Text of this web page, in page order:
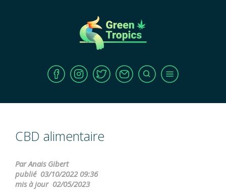
CBD alimentaire
Par Anais Gibert
publié 03/10/2022 09:36
mis à jour 02/05/2023